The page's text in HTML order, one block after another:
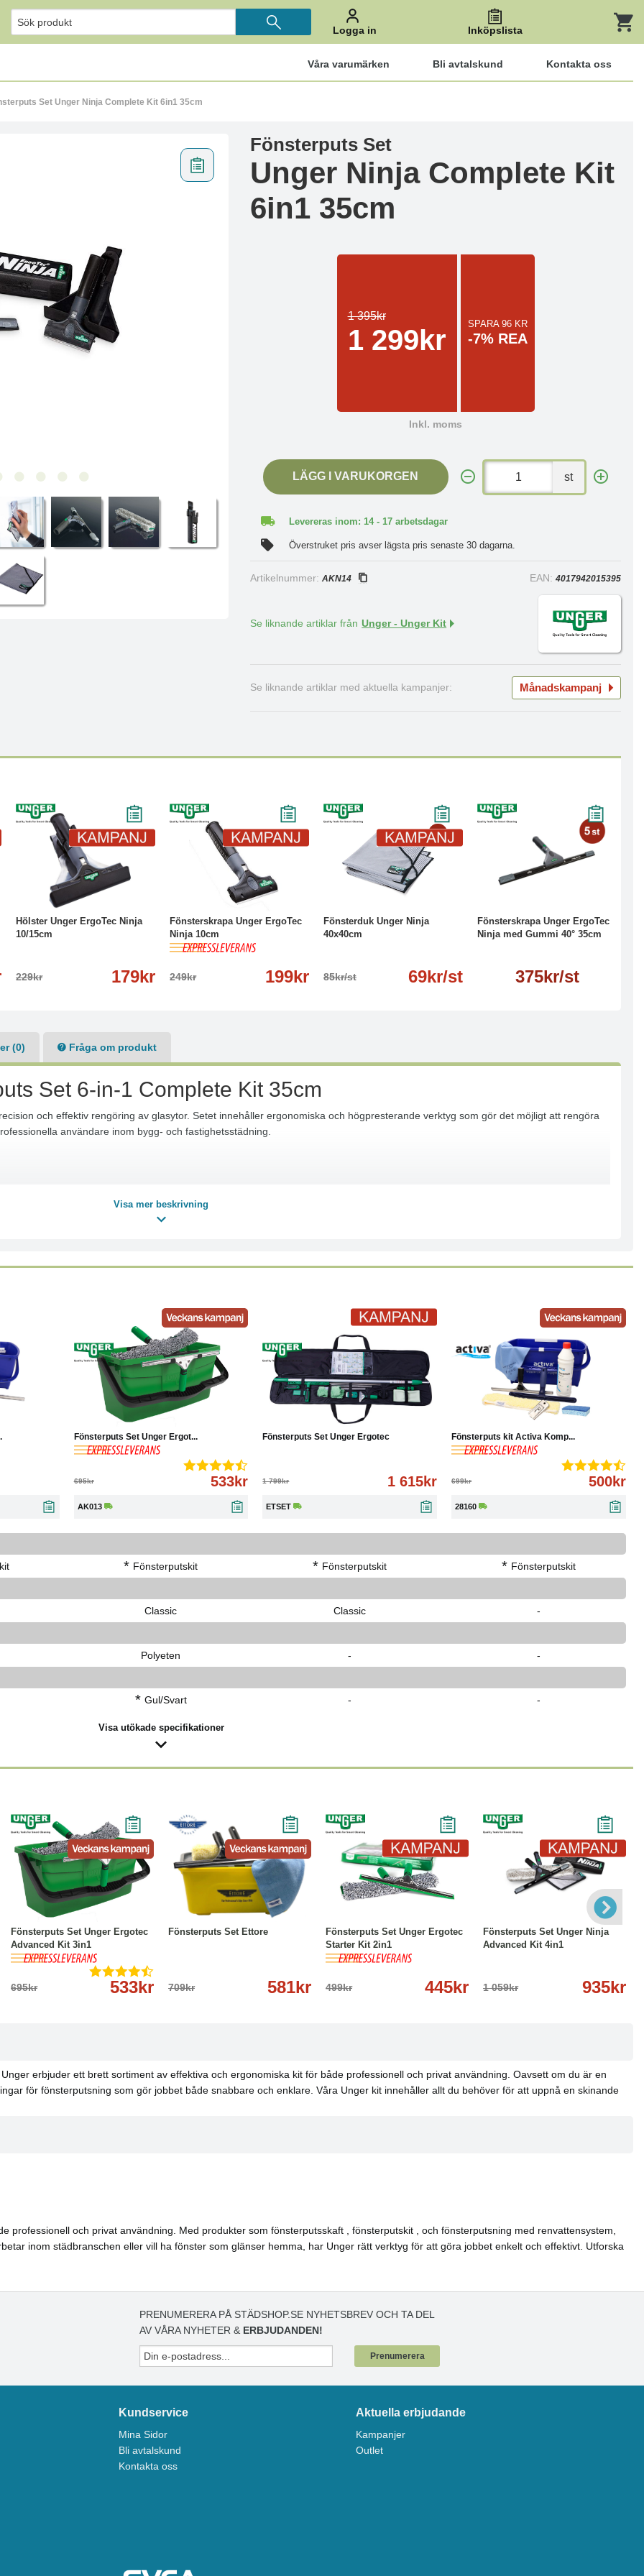
Logga in Inköpslista
Våra varumärken Bli avtalskund Kontakta oss
Set Unger Ninja Complete Kit 6in1 35cm
Fönsterputs Set
Unger Ninja Complete Kit
6in1 35cm
1 395kr
1 299kr SPARA 96 KR
-7% REA
Inkl. moms
LÄGG I VARUKORGEN st
Levereras inom: 14 - 17 arbetsdagar
Överstruket pris avser lägsta pris senaste 30 dagarna.
Artikelnummer:AKN14 EAN: 4017942015395
Se liknande artiklar från Unger - Unger Kit
Se liknande artiklar med aktuella kampanjer: Månadskampanj
Hölster Unger ErgoTec Ninja
10/15cm
229kr 179kr
Köp Läs mer
Fönsterskrapa Unger ErgoTec
Ninja 10cm
249kr 199kr
Köp Läs mer
Fönsterduk Unger Ninja
40x40cm
85kr/st 69kr/st
Läs mer
Fönsterskrapa Unger ErgoTec
Ninja med Gummi 40° 35cm
375kr/st
(0) Fråga om produkt
Set 6-in-1 Complete Kit 35cm
och effektiv rengöring av glasytor. Setet innehåller ergonomiska och högpresterande verktyg som gör det möjligt att rengöra
användare inom bygg- och fastighetsstädning.
Visa mer beskrivning
Fönsterputs Set Unger Ergot...
695kr 533kr
AK013
-23%
Fönsterputs Set Unger Ergotec
1 799kr 1 615kr
ETSET
Köp
Fönsterputs kit Activa Komp...
699kr 500kr
28160
Köp Läs mer
* Fönsterputskit * Fönsterputskit * Fönsterputskit
Classic Classic -
Polyeten - -
* Gul/Svart - -
Visa utökade specifikationer
Fönsterputs Set Unger Ergotec
Advanced Kit 3in1
695kr 533kr
-23% Köp Läs mer
Fönsterputs Set Ettore
709kr 581kr
-18% Köp Läs mer
Fönsterputs Set Unger Ergotec
Starter Kit 2in1
499kr 445kr
-11% Köp Läs mer
Fönsterputs Set Unger Ninja
Advanced Kit 4in1
1 059kr 935kr
Läs mer
erbjuder ett brett sortiment av effektiva och ergonomiska kit för både professionell och privat användning. Oavsett om du är en
för fönsterputsning som gör jobbet både snabbare och enklare. Våra Unger kit innehåller allt du behöver för att uppnå en skinande
professionell och privat användning. Med produkter som fönsterputsskaft , fönsterputskit , och fönsterputsning med renvattensystem,
inom städbranschen eller vill ha fönster som glänser hemma, har Unger rätt verktyg för att göra jobbet enkelt och effektivt. Utforska
PRENUMERERA PÅ STÄDSHOP.SE NYHETSBREV OCH TA DEL
AV VÅRA NYHETER & ERBJUDANDEN!
Prenumerera
Kundservice
Mina Sidor
Bli avtalskund
Kontakta oss
Aktuella erbjudande
Kampanjer
Outlet